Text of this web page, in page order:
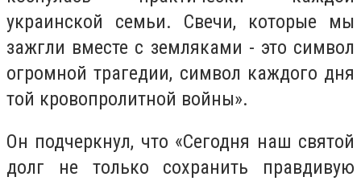
украинской семьи. Свечи, которые мы
зажгли вместе с земляками - это символ
огромной трагедии, символ каждого дня
той кровопролитной войны».
Он подчеркнул, что «Сегодня наш святой
долг не только сохранить правдивую